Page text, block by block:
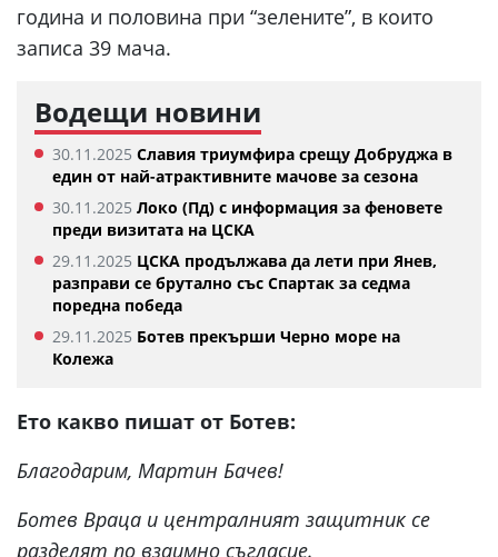
година и половина при “зелените”, в които
записа 39 мача.
Водещи новини
30.11.2025 Славия триумфира срещу Добруджа в
един от най-атрактивните мачове за сезона
30.11.2025 Локо (Пд) с информация за феновете
преди визитата на ЦСКА
29.11.2025 ЦСКА продължава да лети при Янев,
разправи се брутално със Спартак за седма
поредна победа
29.11.2025 Ботев прекърши Черно море на
Колежа
Ето какво пишат от Ботев:
Благодарим, Мартин Бачев!
Ботев Враца и централният защитник се
разделят по взаимно съгласие.